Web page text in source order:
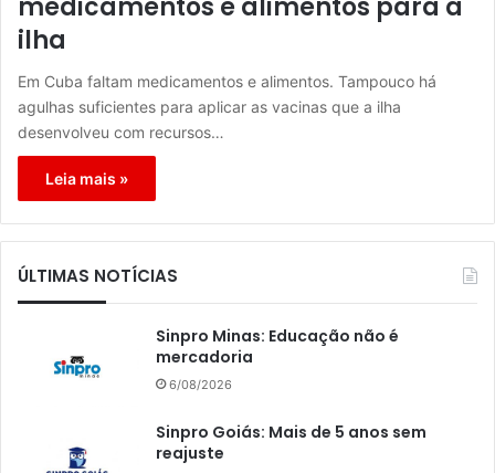
ilha
Em Cuba faltam medicamentos e alimentos. Tampouco há
agulhas suficientes para aplicar as vacinas que a ilha
desenvolveu com recursos…
Leia mais »
ÚLTIMAS NOTÍCIAS
Sinpro Minas: Educação não é
mercadoria
6/08/2026
Sinpro Goiás: Mais de 5 anos sem
reajuste